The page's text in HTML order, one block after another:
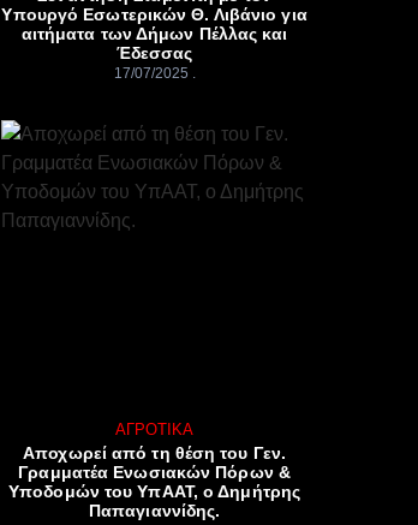
Υπουργό Εσωτερικών Θ. Λιβάνιο για
αιτήματα των Δήμων Πέλλας και
Έδεσσας
17/07/2025
ΑΓΡΟΤΙΚΆ
Αποχωρεί από τη θέση του Γεν.
Γραμματέα Ενωσιακών Πόρων &
Υποδομών του ΥπΑΑΤ, ο Δημήτρης
Παπαγιαννίδης.